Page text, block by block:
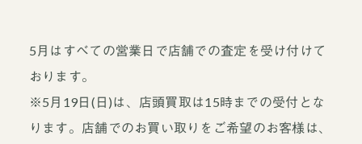
5月はすべての営業日で店舗での査定を受け付けて
おります。
※5月19日(日)は、店頭買取は15時までの受付とな
ります。店舗でのお買い取りをご希望のお客様は、